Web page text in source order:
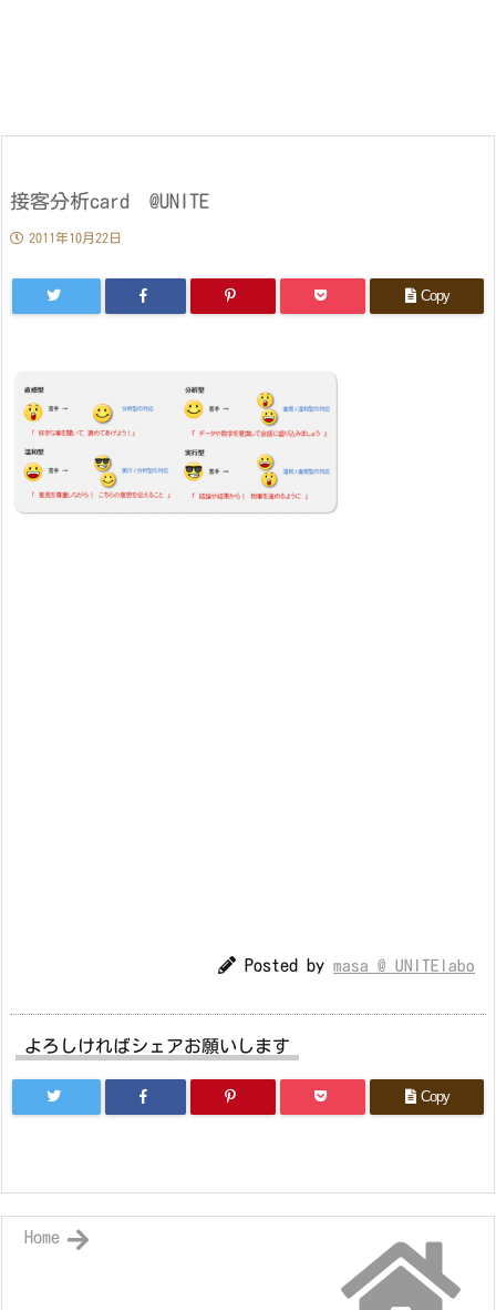
接客分析card @UNITE
2011年10月22日
Copy
Posted by masa @ UNITElabo
よろしければシェアお願いします
Copy
Home